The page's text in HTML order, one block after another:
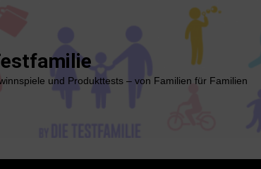
und Produkttests – von Familien für Familien